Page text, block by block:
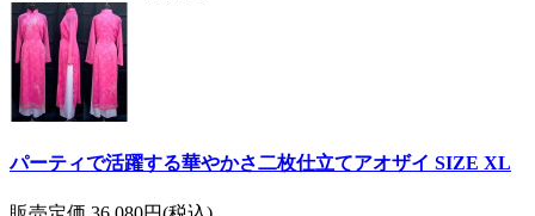
パーティで活躍する華やかさ二枚仕立てアオザイ SIZE XL